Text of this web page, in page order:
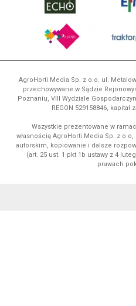
AgroHorti Media Sp. z o.o. ul.
przechowywane w Sądzie
Poznaniu, VIII Wydziale
REGON 529158846, kapitał
Wszystkie prezentowane w
własnością AgroHorti Media Sp. z
autorskim, kopiowanie i dalsze
(art. 25 ust. 1 pkt 1b ustawy z 4
prawach